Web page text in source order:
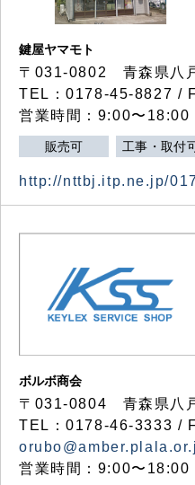
鍵屋ヤマモト
〒031-0802 青森県八
TEL：0178-45-8827 /
営業時間：9:00〜18:00
販売可 工事・取付
http://nttbj.itp.ne.jp/
ボルボ商会
〒031-0804 青森県八
TEL：0178-46-3333 /
営業時間：9:00〜18:00